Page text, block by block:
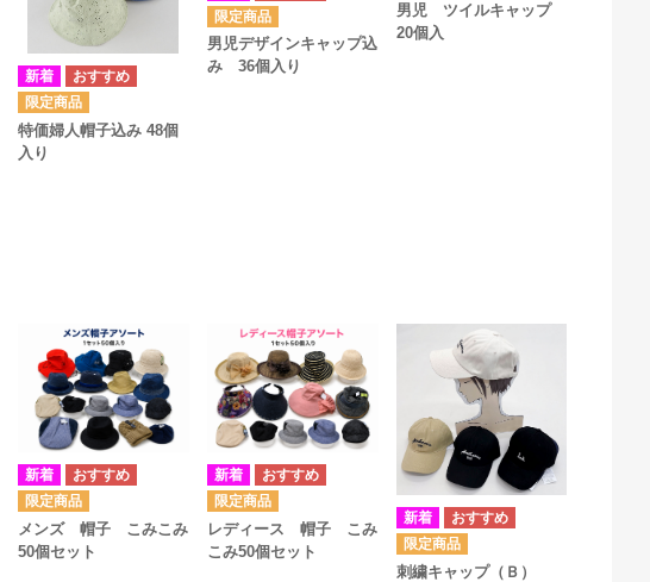
特価婦人帽子込み 48個
入り
男児デザインキャップ込
み 36個入り
男児 ツイルキャップ
20個入
メンズ 帽子 こみこみ
50個セット
レディース 帽子 こみ
こみ50個セット
刺繍キャップ（Ｂ）